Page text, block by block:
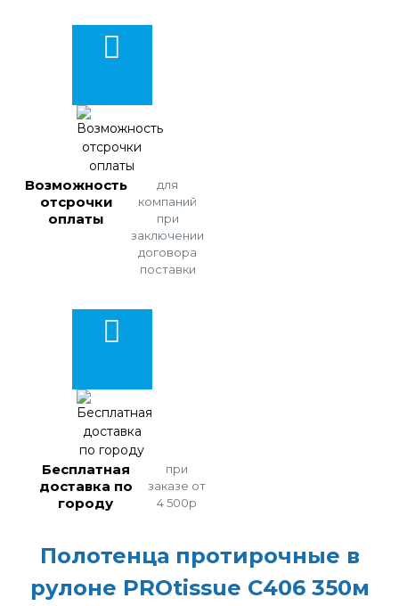
Возможность
отсрочки
оплаты
для
компаний
при
заключении
договора
поставки
Бесплатная
доставка по
городу
при
заказе от
4 500р
Полотенца протирочные в
рулоне PROtissue С406 350м